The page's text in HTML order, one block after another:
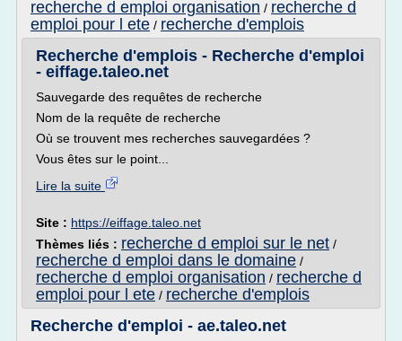
recherche d emploi organisation / recherche d
emploi pour l ete / recherche d'emplois
Recherche d'emplois - Recherche d'emploi
- eiffage.taleo.net
Sauvegarde des requêtes de recherche
Nom de la requête de recherche
Où se trouvent mes recherches sauvegardées ?
Vous êtes sur le point...
Lire la suite
Site : https://eiffage.taleo.net
Thèmes liés : recherche d emploi sur le net /
recherche d emploi dans le domaine /
recherche d emploi organisation / recherche d
emploi pour l ete / recherche d'emplois
Recherche d'emploi - ae.taleo.net